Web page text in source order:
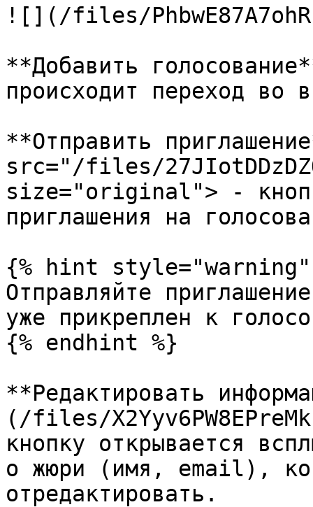
![](/files/
**Добавить
происходит переход во
**Отправить
src="/files/
size="original"> -
приглашения на
{% hint style="warning"
Отправляйте
уже прикреплен к
{% endhint %}
**Редактировать
(/files/
кнопку открывается
о жюри (имя, email),
отредактировать.